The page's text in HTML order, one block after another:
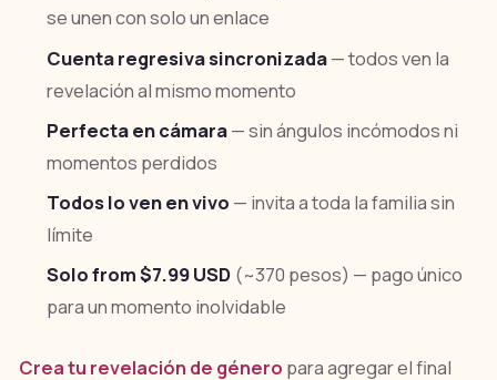
se unen con solo un enlace
Cuenta regresiva sincronizada— todos ven la
revelación al mismo momento
Perfecta en cámara— sin ángulos incómodos ni
momentos perdidos
Todos lo ven en vivo — invita a toda la familia sin
límite
Solo from $7.99 USD (~370 pesos) — pago único
para un momento inolvidable
Crea tu revelación de género para agregar el final